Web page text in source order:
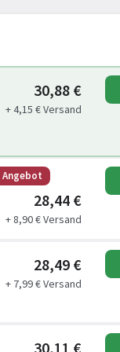
30,88 €
+ 4,15 € Versand
28,44 €
+ 8,90 € Versand
28,49 €
+ 7,99 € Versand
30,11 €